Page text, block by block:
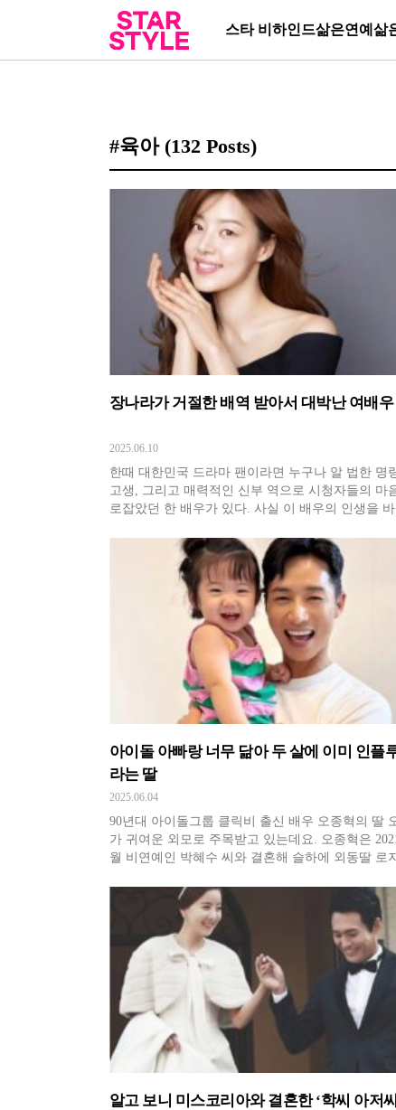
스타 비하인드삶은연예 삶
#육아 (132 Posts)
장나라가 거절한 배역 받아서 대박난 여배우
2025.06.10
한때 대한민국 드라마 팬이라면 누구나 알 법한 명
고생, 그리고 매력적인 신부 역으로 시청자들의 마
로잡았던 한 배우가 있다. 사실 이 배우의 인생을
으로 고사한 배역에서 비롯됐다는 사실. 과연, 이 기
잡고 단숨에 스타덤에 오른 주인공은 누구일까? 전
2001년 슈퍼모델 출
아이돌 아빠랑 너무 닮아 두 살에 이미 인플
라는 딸
2025.06.04
90년대 아이돌그룹 클릭비 출신 배우 오종혁의 딸
가 귀여운 외모로 주목받고 있는데요. 오종혁은
월 비연예인 박혜수 씨와 결혼해 슬하에 외동딸 로
갔다가 우연히 만나게 됐는데요. 아내의 사투리가
으로 느껴져 호감이 생겼고, 대화를 나누다가 연인
전했다고 합니다. 결
알고 보니 미스코리아와 결혼한 ‘학씨 아저